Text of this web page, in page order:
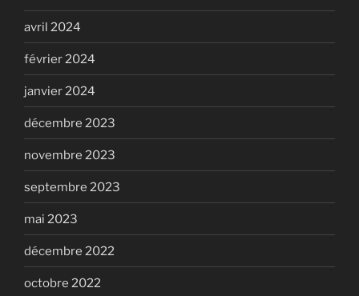
avril 2024
février 2024
janvier 2024
décembre 2023
novembre 2023
septembre 2023
mai 2023
décembre 2022
octobre 2022